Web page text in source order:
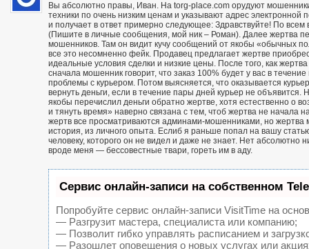
Вы абсолютно правы, Иван. На torg-place.com орудуют
техники по очень низким ценам и указывают адрес
и получает в ответ примерно следующее: Здравствуйте! По
(Пишите в личные сообщения, мой ник – Роман). Далее жертва
мошенников. Там он видит кучу сообщений от якобы «обычных
все это несомненно фейк. Продавец предлагает жертве
идеальные условия сделки и низкие цены. После того, как
сначала мошенник говорит, что заказ 100% будет у вас в
проблемы с курьером. Потом выясняется, что оказывается
вернуть деньги, если в течение пары дней курьер не
якобы перечислил деньги обратно жертве, хотя естественно о
и тянуть время» наверно связана с тем, чтоб жертва не начала
жертв все просматриваются админами-мошенниками, но жертва
история, из личного опыта. Еслиб я раньше попал на вашу
человеку, которого он не видел и даже не знает. Нет
вроде меня — бессовестные твари, гореть им в аду.
Сервис онлайн-записи на собственном
Попробуйте сервис онлайн-записи VisitTime на
— Разгрузит мастера, специалиста или компанию;
— Позволит гибко управлять расписанием и
— Разошлет оповещения о новых услугах или